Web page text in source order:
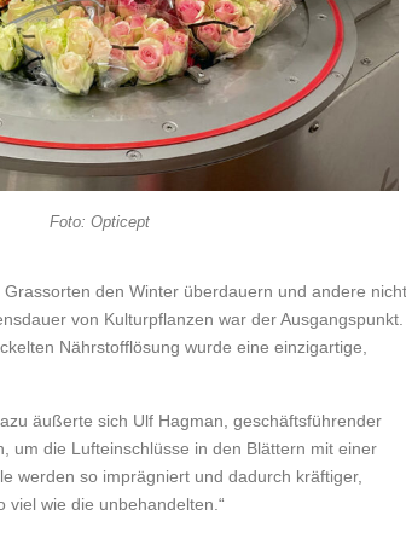
Foto: Opticept
den Winter überdauern und andere nicht.
von Kulturpflanzen war der Ausgangspunkt.
Nährstofflösung wurde eine einzigartige,
äußerte sich Ulf Hagman, geschäftsführender
um die Lufteinschlüsse in den Blättern mit einer
werden so imprägniert und dadurch kräftiger,
wie die unbehandelten.“